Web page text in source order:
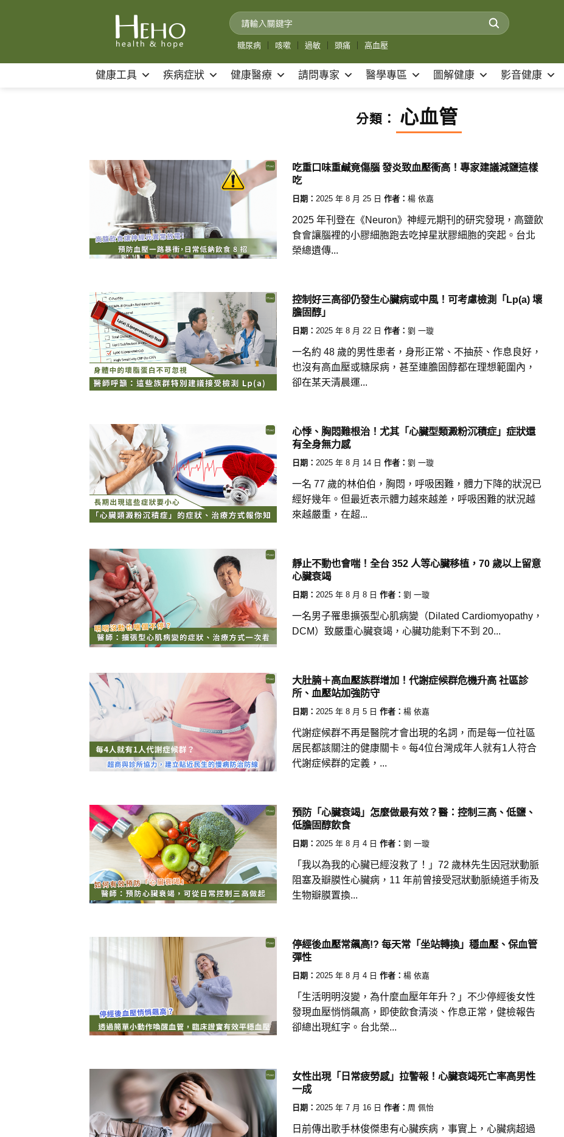
糖尿病 咳嗽 過敏 頭痛 高血壓
健康工具 疾病症狀 健康醫療 請問專家 醫學專區 圖解健康 影音健康
分類： 心血管
吃重口味重鹹竟傷腦 發炎致血壓衝高！專家建議減鹽這樣
吃
日期： 2025 年 8 月 25 日 作者： 楊 依嘉
2025 年刊登在《Neuron》神經元期刊的研究發現，高鹽飲
食會讓腦裡的小膠細胞跑去吃掉星狀膠細胞的突起。台北
榮總遺傳...
控制好三高卻仍發生心臟病或中風！可考慮檢測「Lp(a) 壞
膽固醇」
日期： 2025 年 8 月 22 日 作者： 劉 一璇
一名約 48 歲的男性患者，身形正常、不抽菸、作息良好，
也沒有高血壓或糖尿病，甚至連膽固醇都在理想範圍內，
卻在某天清晨運...
心悸、胸悶難根治！尤其「心臟型類澱粉沉積症」症狀還
有全身無力感
日期： 2025 年 8 月 14 日 作者： 劉 一璇
一名 77 歲的林伯伯，胸悶，呼吸困難，體力下降的狀況已
經好幾年。但最近表示體力越來越差，呼吸困難的狀況越
來越嚴重，在超...
靜止不動也會喘！全台 352 人等心臟移植，70 歲以上留意
心臟衰竭
日期： 2025 年 8 月 8 日 作者： 劉 一璇
一名男子罹患擴張型心肌病變（Dilated Cardiomyopathy，
DCM）致嚴重心臟衰竭，心臟功能剩下不到 20...
大肚腩＋高血壓族群增加！代謝症候群危機升高 社區診
所、血壓站加強防守
日期： 2025 年 8 月 5 日 作者： 楊 依嘉
代謝症候群不再是醫院才會出現的名詞，而是每一位社區
居民都該關注的健康關卡。每4位台灣成年人就有1人符合
代謝症候群的定義，...
預防「心臟衰竭」怎麼做最有效？醫：控制三高、低鹽、
低膽固醇飲食
日期： 2025 年 8 月 4 日 作者： 劉 一璇
「我以為我的心臟已經沒救了！」72 歲林先生因冠狀動脈
阻塞及瓣膜性心臟病，11 年前曾接受冠狀動脈繞道手術及
生物瓣膜置換...
停經後血壓常飆高!? 每天常「坐站轉換」穩血壓、保血管
彈性
日期： 2025 年 8 月 4 日 作者： 楊 依嘉
「生活明明沒變，為什麼血壓年年升？」不少停經後女性
發現血壓悄悄飆高，即使飲食清淡、作息正常，健檢報告
卻總出現紅字。台北榮...
女性出現「日常疲勞感」拉警報！心臟衰竭死亡率高男性
一成
日期： 2025 年 7 月 16 日 作者： 周 佩怡
日前傳出歌手林俊傑患有心臟疾病，事實上，心臟病超過